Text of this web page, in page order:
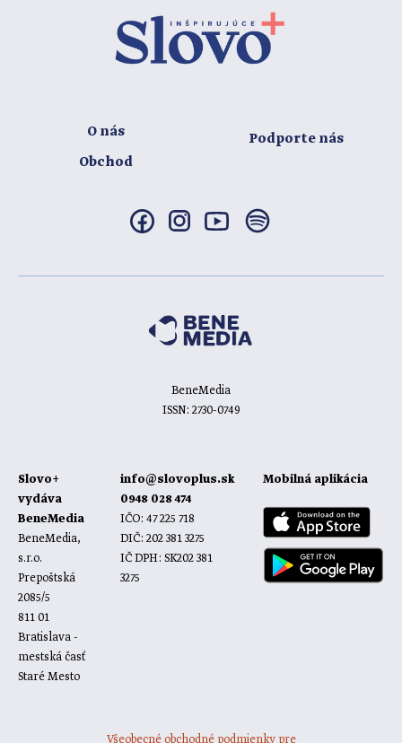
O nás
Obchod
Podporte nás
BeneMedia
ISSN: 2730-0749
Slovo+
vydáva
BeneMedia
BeneMedia,
s.r.o.
Prepoštská
2085/5
811 01
Bratislava -
mestská časť
Staré Mesto
info@slovoplus.sk
0948 028 474
IČO: 47 225 718
DIČ: 202 381 3275
IČ DPH: SK202 381
3275
Mobilná aplikácia